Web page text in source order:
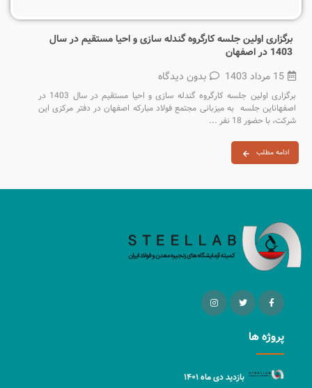
برگزاری اولین جلسه کارگروه گندله سازی و احیا مستقیم در سال
1403 در اصفهان
15 مرداد 1403
بدون دیدگاه
برگزاری اولین جلسه کارگروه گندله سازی و احیا مستقیم در سال 1403 در
اصفهاناین جلسه به میزبانی مجتمع فولاد مبارکه اصفهان در دفتر مرکزی این
شرکت، با حضور 18 نفر ...
ادامه مطلب
پروژه ها
بازدید دی ماه ۱۴۰۱